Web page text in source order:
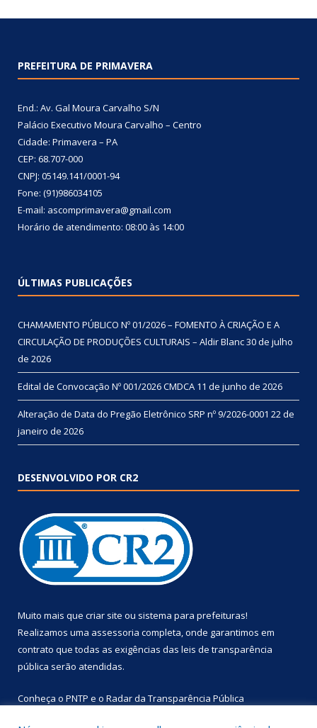
PREFEITURA DE PRIMAVERA
End.: Av. Gal Moura Carvalho S/N
Palácio Executivo Moura Carvalho – Centro
Cidade: Primavera – PA
CEP: 68.707-000
CNPJ: 05149.141/0001-94
Fone: (91)986034105
E-mail: ascomprimavera@gmail.com
Horário de atendimento: 08:00 às 14:00
ÚLTIMAS PUBLICAÇÕES
CHAMAMENTO PÚBLICO Nº 01/2026 – FOMENTO À CRIAÇÃO E A
CIRCULAÇÃO DE PRODUÇÕES CULTURAIS – Aldir Blanc30 de julho
de 2026
Edital de Convocação Nº 001/2026 CMDCA 11 de junho de 2026
Alteração de Data do Pregão Eletrônico SRP nº 9/2026-0001 22 de
janeiro de 2026
DESENVOLVIDO POR CR2
Muito mais que criar site ou sistema para prefeituras!
Realizamos uma assessoria completa, onde garantimos em
contrato que todas as exigências das leis de transparência
pública serão atendidas.
Conheça o PNTP e o Radar da Transparência Pública